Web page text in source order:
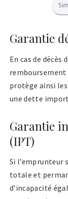
Garantie
En cas de
remboursement
protège ainsi
une dette
Garantie
(IPT)
Si l’emprunteur
totale et
d’incapacité